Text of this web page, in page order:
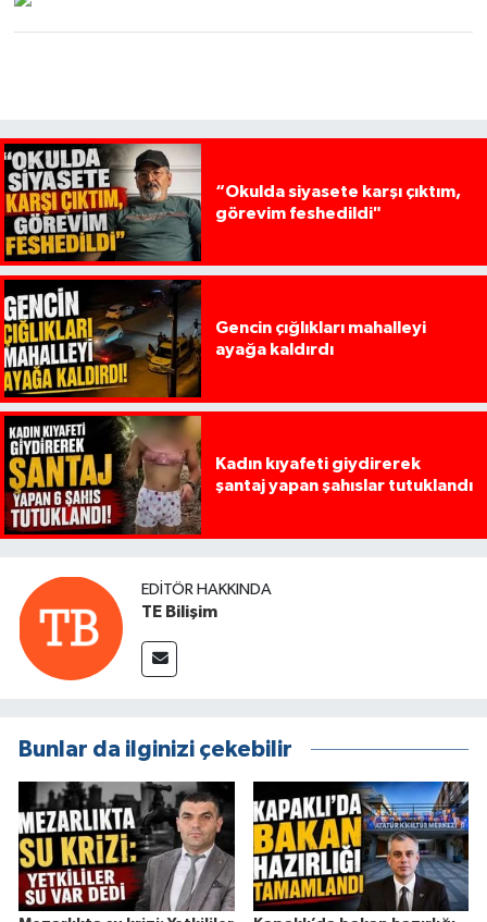
“Okulda siyasete karşı çıktım,
görevim feshedildi"
Gencin çığlıkları mahalleyi
ayağa kaldırdı
Kadın kıyafeti giydirerek
şantaj yapan şahıslar tutuklandı
EDITÖR HAKKINDA
TE Bilişim
Bunlar da ilginizi çekebilir